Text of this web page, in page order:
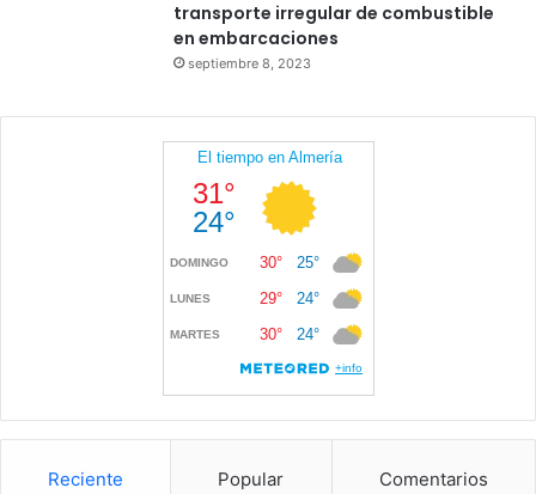
transporte irregular de combustible
en embarcaciones
septiembre 8, 2023
Reciente Popular Comentarios